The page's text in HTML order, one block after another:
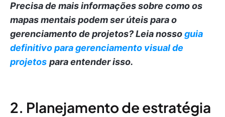
Precisa de mais informações sobre como os
mapas mentais podem ser úteis para o
gerenciamento de projetos?Leia nossoguia
definitivo para gerenciamento visual de
projetos para entender isso.
2. Planejamento de estratégia